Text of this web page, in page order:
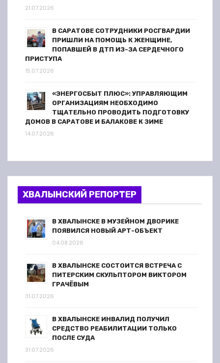
21.07.2026
В САРАТОВЕ СОТРУДНИКИ РОСГВАРДИИ
ПРИШЛИ НА ПОМОЩЬ К ЖЕНЩИНЕ,
ПОПАВШЕЙ В ДТП ИЗ-ЗА СЕРДЕЧНОГО
ПРИСТУПА
15.07.2026
«ЭНЕРГОСБЫТ ПЛЮС»: УПРАВЛЯЮЩИМ
ОРГАНИЗАЦИЯМ НЕОБХОДИМО
ТЩАТЕЛЬНО ПРОВОДИТЬ ПОДГОТОВКУ
ДОМОВ В САРАТОВЕ И БАЛАКОВЕ К ЗИМЕ
14.07.2026
ХВАЛЫНСКИЙ РЕПОРТЕР
В ХВАЛЫНСКЕ В МУЗЕЙНОМ ДВОРИКЕ
ПОЯВИЛСЯ НОВЫЙ АРТ-ОБЪЕКТ
04.08.2026
В ХВАЛЫНСКЕ СОСТОИТСЯ ВСТРЕЧА С
ПИТЕРСКИМ СКУЛЬПТОРОМ ВИКТОРОМ
ГРАЧЁВЫМ
31.07.2026
В ХВАЛЫНСКЕ ИНВАЛИД ПОЛУЧИЛ
СРЕДСТВО РЕАБИЛИТАЦИИ ТОЛЬКО
ПОСЛЕ СУДА
31.07.2026